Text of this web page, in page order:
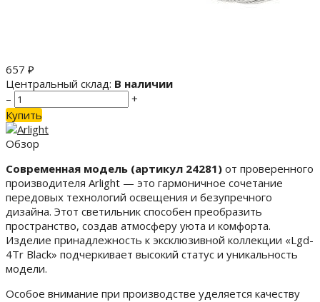
657 ₽
Центральный склад: В наличии
–
+
Купить
Обзор
Современная модель (артикул 24281) от проверенного
производителя Arlight — это гармоничное сочетание
передовых технологий освещения и безупречного
дизайна. Этот светильник способен преобразить
пространство, создав атмосферу уюта и комфорта.
Изделие принадлежность к эксклюзивной коллекции «Lgd-
4Tr Black» подчеркивает высокий статус и уникальность
модели.
Особое внимание при производстве уделяется качеству